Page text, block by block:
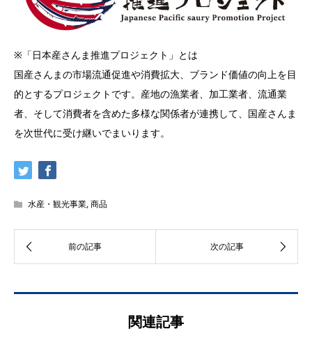
※「日本産さんま推進プロジェクト」とは
国産さんまの市場流通促進や消費拡大、ブランド価値の向上を目
的とするプロジェクトです。産地の漁業者、加工業者、流通業
者、そして消費者を含めた多様な関係者が連携して、国産さんま
を次世代に受け継いでまいります。
水産・観光事業,商品
関連記事